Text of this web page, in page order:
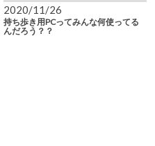
2020/11/26
持ち歩き用PCってみんな何使ってる
んだろう？？